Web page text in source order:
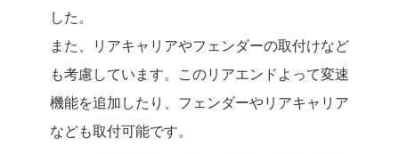
した。
また、リアキャリアやフェンダーの取付けなど
も考慮しています。このリアエンドよって変速
機能を追加したり、フェンダーやリアキャリア
なども取付可能です。